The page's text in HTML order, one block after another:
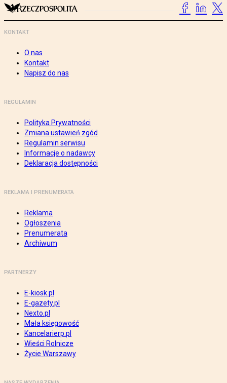
KONTAKT
O nas
Kontakt
Napisz do nas
REGULAMIN
Polityka Prywatności
Zmiana ustawień zgód
Regulamin serwisu
Informacje o nadawcy
Deklaracja dostępności
REKLAMA I PRENUMERATA
Reklama
Ogłoszenia
Prenumerata
Archiwum
PARTNERZY
E-kiosk.pl
E-gazety.pl
Nexto.pl
Mała księgowość
Kancelarierp.pl
Wieści Rolnicze
Życie Warszawy